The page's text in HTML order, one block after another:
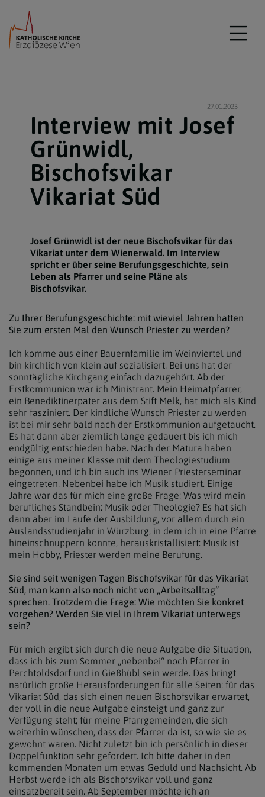
27.01.2023
Interview mit Josef
Grünwidl,
Bischofsvikar
Vikariat Süd
Josef Grünwidl ist der neue Bischofsvikar für das
Vikariat unter dem Wienerwald. Im Interview
spricht er über seine Berufungsgeschichte, sein
Leben als Pfarrer und seine Pläne als
Bischofsvikar.
Zu Ihrer Berufungsgeschichte: mit wieviel Jahren hatten
Sie zum ersten Mal den Wunsch Priester zu werden?
Ich komme aus einer Bauernfamilie im Weinviertel und
bin kirchlich von klein auf sozialisiert. Bei uns hat der
sonntägliche Kirchgang einfach dazugehört. Ab der
Erstkommunion war ich Ministrant. Mein Heimatpfarrer,
ein Benediktinerpater aus dem Stift Melk, hat mich als Kind
sehr fasziniert. Der kindliche Wunsch Priester zu werden
ist bei mir sehr bald nach der Erstkommunion aufgetaucht.
Es hat dann aber ziemlich lange gedauert bis ich mich
endgültig entschieden habe. Nach der Matura haben
einige aus meiner Klasse mit dem Theologiestudium
begonnen, und ich bin auch ins Wiener Priesterseminar
eingetreten. Nebenbei habe ich Musik studiert. Einige
Jahre war das für mich eine große Frage: Was wird mein
berufliches Standbein: Musik oder Theologie? Es hat sich
dann aber im Laufe der Ausbildung, vor allem durch ein
Auslandsstudienjahr in Würzburg, in dem ich in eine Pfarre
hineinschnuppern konnte, herauskristallisiert: Musik ist
mein Hobby, Priester werden meine Berufung.
Sie sind seit wenigen Tagen Bischofsvikar für das Vikariat
Süd, man kann also noch nicht von „Arbeitsalltag“
sprechen. Trotzdem die Frage: Wie möchten Sie konkret
vorgehen? Werden Sie viel in Ihrem Vikariat unterwegs
sein?
Für mich ergibt sich durch die neue Aufgabe die Situation,
dass ich bis zum Sommer „nebenbei“ noch Pfarrer in
Perchtoldsdorf und in Gießhübl sein werde. Das bringt
natürlich große Herausforderungen für alle Seiten: für das
Vikariat Süd, das sich einen neuen Bischofsvikar erwartet,
der voll in die neue Aufgabe einsteigt und ganz zur
Verfügung steht; für meine Pfarrgemeinden, die sich
weiterhin wünschen, dass der Pfarrer da ist, so wie sie es
gewohnt waren. Nicht zuletzt bin ich persönlich in dieser
Doppelfunktion sehr gefordert. Ich bitte daher in den
kommenden Monaten um etwas Geduld und Nachsicht. Ab
Herbst werde ich als Bischofsvikar voll und ganz
einsatzbereit sein. Ab September möchte ich an